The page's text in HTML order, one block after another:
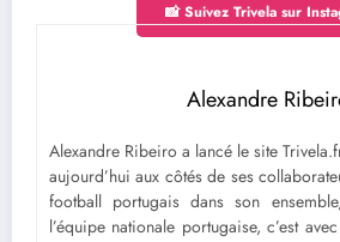
📸 Suivez Trivela sur
Alexandre
Alexandre Ribeiro a lancé le site
aujourd’hui aux côtés de ses
football portugais dans son
l’équipe nationale portugaise, c’est